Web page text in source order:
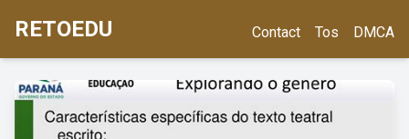
RETOEDU Contact Tos DMCA